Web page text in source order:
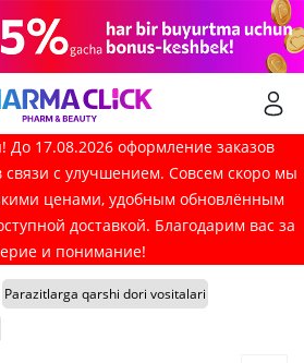
17.08.2026 оформление заказов
связи с улучшением. Совсем скоро мы
ценами, удобным обновлённым
доставкой. Благодарим вас за
и понимание!
Parazitlarga qarshi dori vositalari